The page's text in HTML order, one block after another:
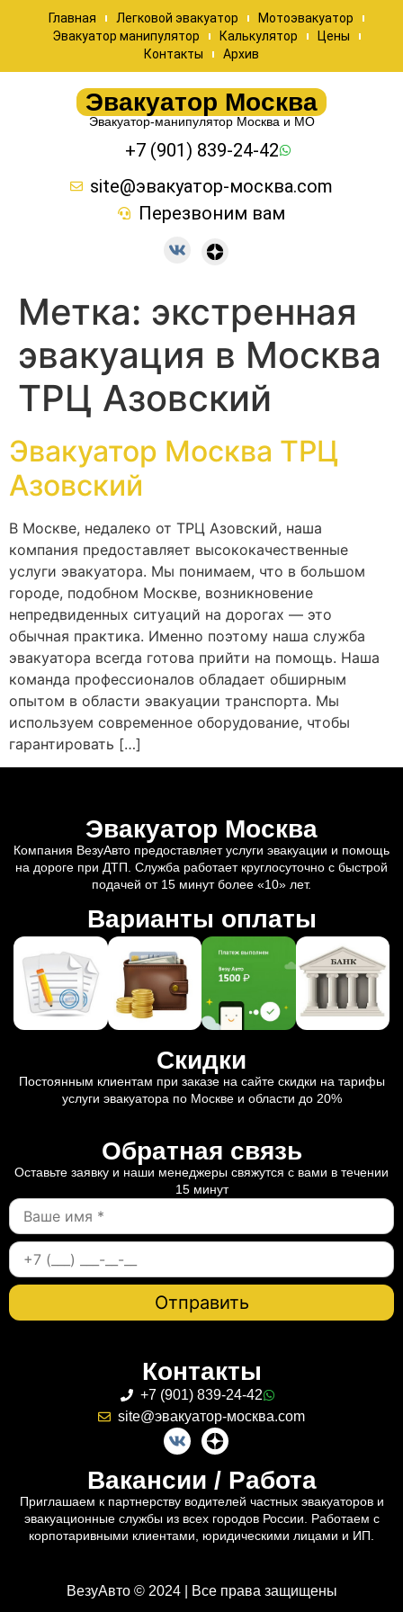
Главная Легковой эвакуатор
Мотоэвакуатор
Эвакуатор манипулятор
Калькулятор
Цены
Контакты
Архив
Эвакуатор Москва
Эвакуатор-манипулятор Москва и МО
+7 (901) 839-24-42
site@эвакуатор-москва.com
Перезвоним вам
Метка: экстренная
эвакуация в Москва
ТРЦ Азовский
Эвакуатор Москва ТРЦ
Азовский
В Москве, недалеко от ТРЦ Азовский, наша
компания предоставляет высококачественные
услуги эвакуатора. Мы понимаем, что в большом
городе, подобном Москве, возникновение
непредвиденных ситуаций на дорогах — это
обычная практика. Именно поэтому наша служба
эвакуатора всегда готова прийти на помощь. Наша
команда профессионалов обладает обширным
опытом в области эвакуации транспорта. Мы
используем современное оборудование, чтобы
гарантировать […]
Эвакуатор Москва
Компания ВезуАвто предоставляет услуги эвакуации и помощь
на дороге при ДТП. Служба работает круглосуточно с быстрой
подачей от 15 минут более «10» лет.
Варианты оплаты
Скидки
Постоянным клиентам при заказе на сайте скидки на тарифы
услуги эвакуатора по Москве и области до 20%
Обратная связь
Оставьте заявку и наши менеджеры свяжутся с вами в течении
15 минут
Контакты
+7 (901) 839-24-42
site@эвакуатор-москва.com
Вакансии / Работа
Приглашаем к партнерству водителей частных эвакуаторов и
эвакуационные службы из всех городов России. Работаем с
корпотаривными клиентами, юридическими лицами и ИП.
ВезуАвто © 2024 | Все права защищены